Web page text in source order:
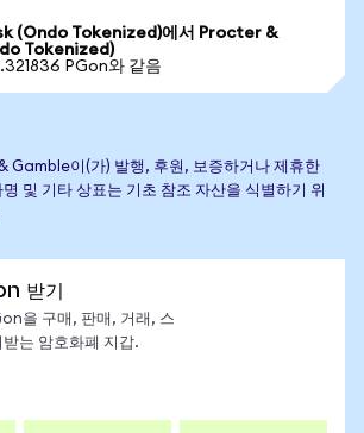
(Ondo Tokenized)에서 Procter &
Tokenized)
PGon와 같음
Gamble이(가) 발행, 후원, 보증하거나 제휴한
및 기타 상표는 기초 참조 자산을 식별하기 위
받기
을 구매, 판매, 거래, 스
는 암호화폐 지갑.